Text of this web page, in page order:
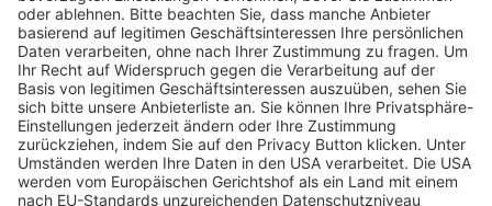
Kein Geld vom Bund: Rückschlag für